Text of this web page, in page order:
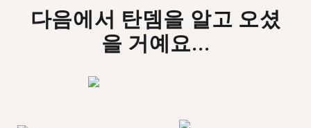
다음에서 탄뎀을 알고 오셨
을 거예요...